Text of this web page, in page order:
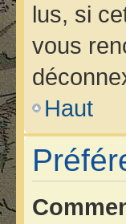
lus, si
vous
Haut